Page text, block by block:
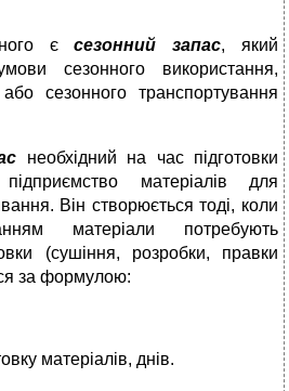
єсезонний запас, який
сезонного використання,
або сезонного транспортування
необхідний на час підготовки
матеріалів для
Він створюється тоді, коли
матеріали потребують
(сушіння, розробки, правки
за формулою:
матеріалів, днів.